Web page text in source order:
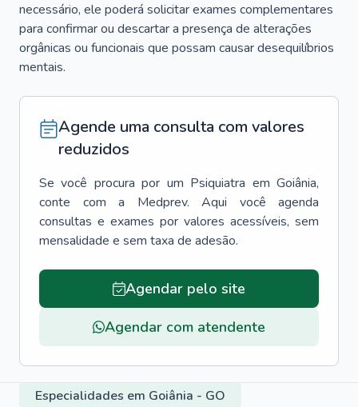
necessário, ele poderá solicitar exames complementares
para confirmar ou descartar a presença de alterações
orgânicas ou funcionais que possam causar desequilíbrios
mentais.
Agende uma consulta com valores
reduzidos
Se você procura por um Psiquiatra em Goiânia,
conte com a Medprev. Aqui você agenda
consultas e exames por valores acessíveis, sem
mensalidade e sem taxa de adesão.
Agendar pelo site
Agendar com atendente
Especialidades em Goiânia - GO